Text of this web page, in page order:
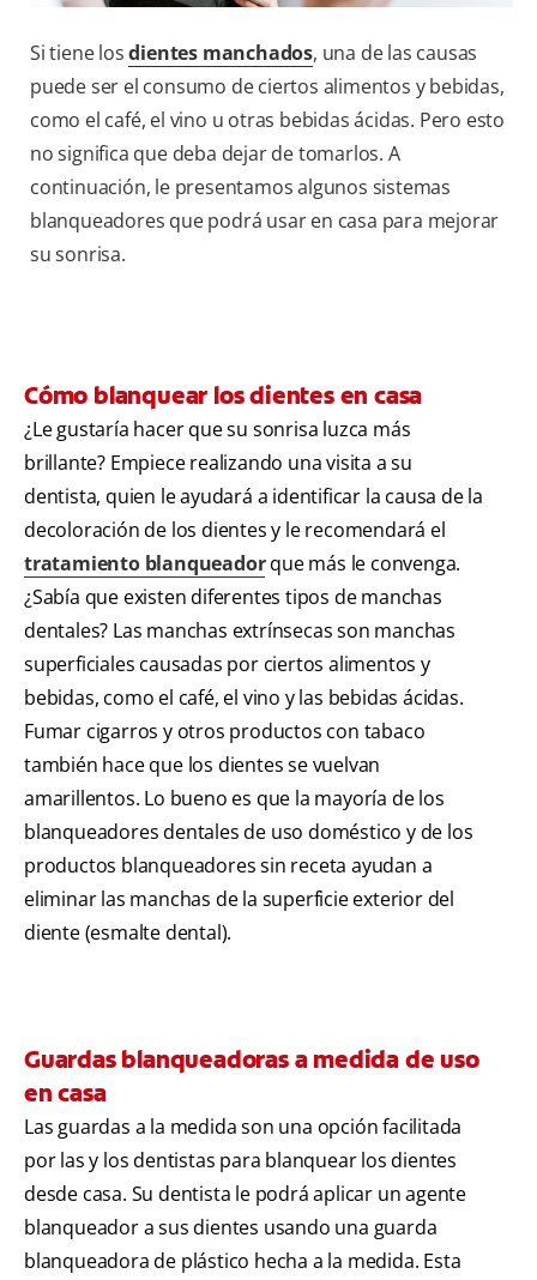
Si tiene losdientes manchados, una de las causas
puede ser el consumo de ciertos alimentos y bebidas,
como el café, el vino u otras bebidas ácidas. Pero esto
no significa que deba dejar de tomarlos. A
continuación, le presentamos algunos sistemas
blanqueadores que podrá usar en casa para mejorar
su sonrisa.
Cómo blanquear los dientes en casa
¿Le gustaría hacer que su sonrisa luzca más
brillante? Empiece realizando una visita a su
dentista, quien le ayudará a identificar la causa de la
decoloración de los dientes y le recomendará el
tratamiento blanqueadorque más le convenga.
¿Sabía que existen diferentes tipos de manchas
dentales? Las manchas extrínsecas son manchas
superficiales causadas por ciertos alimentos y
bebidas, como el café, el vino y las bebidas ácidas.
Fumar cigarros y otros productos con tabaco
también hace que los dientes se vuelvan
amarillentos. Lo bueno es que la mayoría de los
blanqueadores dentales de uso doméstico y de los
productos blanqueadores sin receta ayudan a
eliminar las manchas de la superficie exterior del
diente (esmalte dental).
Guardas blanqueadoras a medida de uso
en casa
Las guardas a la medida son una opción facilitada
por las y los dentistas para blanquear los dientes
desde casa. Su dentista le podrá aplicar un agente
blanqueador a sus dientes usando una guarda
blanqueadora de plástico hecha a la medida. Esta